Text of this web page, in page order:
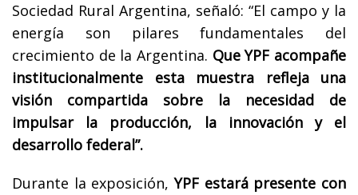
Sociedad Rural Argentina, señaló: “El campo y la
energía son pilares fundamentales del
crecimiento de la Argentina. Que YPF acompañe
institucionalmente esta muestra refleja una
visión compartida sobre la necesidad de
impulsar la producción, la innovación y el
desarrollo federal”.
Durante la exposición,YPF estará presente con